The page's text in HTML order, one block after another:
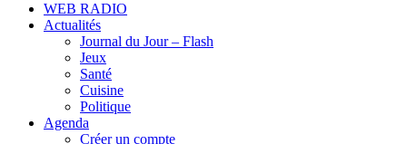
WEB RADIO
Actualités
Journal du Jour – Flash
Jeux
Santé
Cuisine
Politique
Agenda
Créer un compte